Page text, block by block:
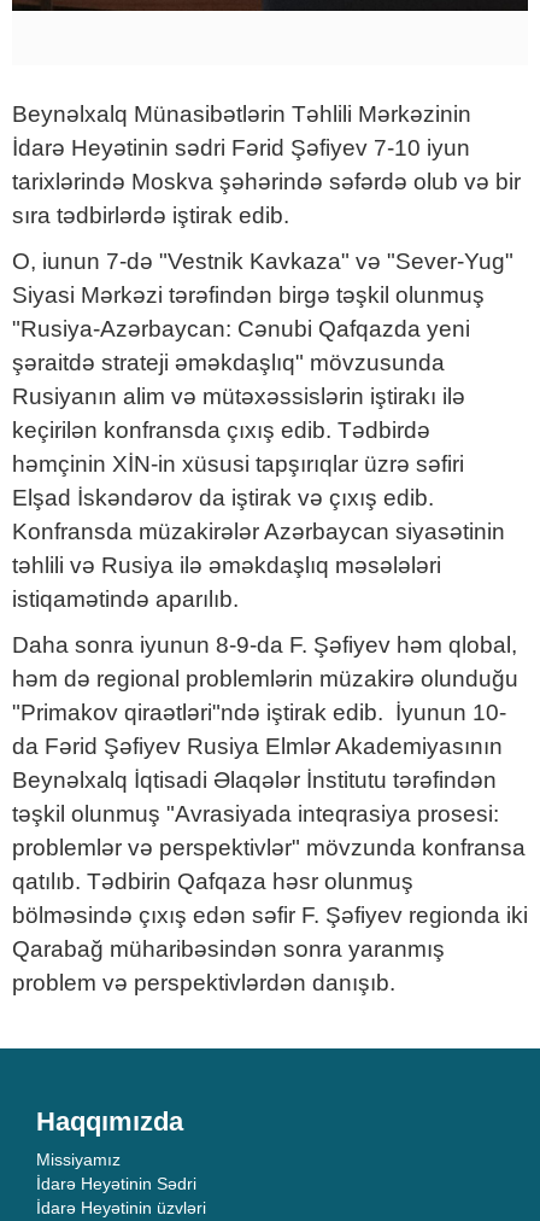
Beynəlxalq Münasibətlərin Təhlili Mərkəzinin
İdarə Heyətinin sədri Fərid Şəfiyev 7-10 iyun
tarixlərində Moskva şəhərində səfərdə olub və bir
sıra tədbirlərdə iştirak edib.
O, iunun 7-də "Vestnik Kavkaza" və "Sever-Yug"
Siyasi Mərkəzi tərəfindən birgə təşkil olunmuş
"Rusiya-Azərbaycan: Cənubi Qafqazda yeni
şəraitdə strateji əməkdaşlıq" mövzusunda
Rusiyanın alim və mütəxəssislərin iştirakı ilə
keçirilən konfransda çıxış edib. Tədbirdə
həmçinin XİN-in xüsusi tapşırıqlar üzrə səfiri
Elşad İskəndərov da iştirak və çıxış edib.
Konfransda müzakirələr Azərbaycan siyasətinin
təhlili və Rusiya ilə əməkdaşlıq məsələləri
istiqamətində aparılıb.
Daha sonra iyunun 8-9-da F. Şəfiyev həm qlobal,
həm də regional problemlərin müzakirə olunduğu
"Primakov qiraətləri"ndə iştirak edib. İyunun 10-
da Fərid Şəfiyev Rusiya Elmlər Akademiyasının
Beynəlxalq İqtisadi Əlaqələr İnstitutu tərəfindən
təşkil olunmuş "Avrasiyada inteqrasiya prosesi:
problemlər və perspektivlər" mövzunda konfransa
qatılıb. Tədbirin Qafqaza həsr olunmuş
bölməsində çıxış edən səfir F. Şəfiyev regionda iki
Qarabağ müharibəsindən sonra yaranmış
problem və perspektivlərdən danışıb.
Haqqımızda
Missiyamız
İdarə Heyətinin Sədri
İdarə Heyətinin üzvləri